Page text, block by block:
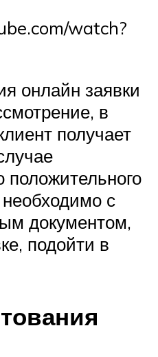
watch?
онлайн заявки
в
получает
положительного
с
документом,
подойти в